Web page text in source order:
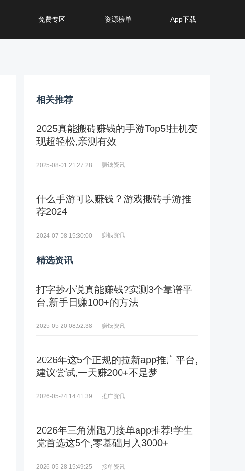
免费专区 资源榜单 App下载
相关推荐
2025真能搬砖赚钱的手游Top5!挂机变
现超轻松,亲测有效
2025-08-01 21:27:28 赚钱资讯
什么手游可以赚钱？游戏搬砖手游推
荐2024
2024-07-08 15:30:00 赚钱资讯
精选资讯
打字抄小说真能赚钱?实测3个靠谱平
台,新手日赚100+的方法
2025-05-20 08:52:38 赚钱资讯
2026年这5个正规的拉新app推广平台,
建议尝试,一天赚200+不是梦
2026-05-24 14:41:39 推广资讯
2026年三角洲跑刀接单app推荐!学生
党首选这5个,零基础月入3000+
2026-05-28 15:49:25 接单资讯